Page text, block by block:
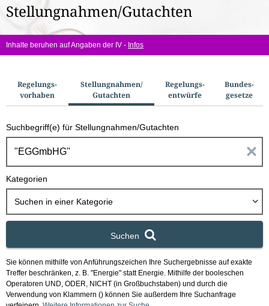
hier:
Stellungnahmen/Gutachten
Inhalte beruhen auf Angaben der IV - Infos
u
c
h
o
Regelungs­
vorhaben
Stellungnahmen/​
Gutachten
Regelungs­
entwürfe
Bundes­
gesetze
Suchbegriff(e) für Stellungnahmen/Gutachten
n
g
a
Kategorien
Suchen in einer Kategorie
Suchen
Sie können mithilfe von Anführungszeichen Ihre Suchergebnisse auf exakte
Treffer beschränken, z. B. "Energie" statt Energie. Mithilfe der booleschen
Operatoren UND, ODER, NICHT (in Großbuchstaben) und durch die
Verwendung von Klammern () können Sie außerdem Ihre Suchanfrage